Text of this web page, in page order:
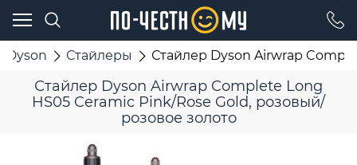
Dyson Стайлеры Стайлер Dyson Airwrap
Стайлер Dyson Airwrap Complete Long
HS05 Ceramic Pink/Rose Gold, розовый/
розовое золото